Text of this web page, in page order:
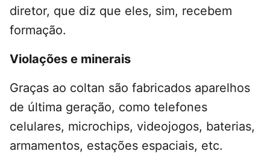
diretor, que diz que eles, sim, recebem
formação.
Violações e minerais
Graças ao coltan são fabricados aparelhos
de última geração, como telefones
celulares, microchips, videojogos, baterias,
armamentos, estações espaciais, etc.